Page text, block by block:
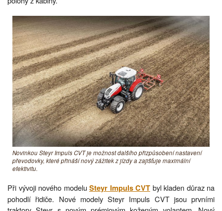
Novinkou Steyr Impuls CVT je možnost dalšího přizpůsobení nastavení
převodovky, které přináší nový zážitek z jízdy a zajišťuje maximální
efektivitu.
Při vývoji nového modelu Steyr Impuls CVT byl kladen důraz na
pohodlí řidiče. Nové modely Steyr Impuls CVT jsou prvními